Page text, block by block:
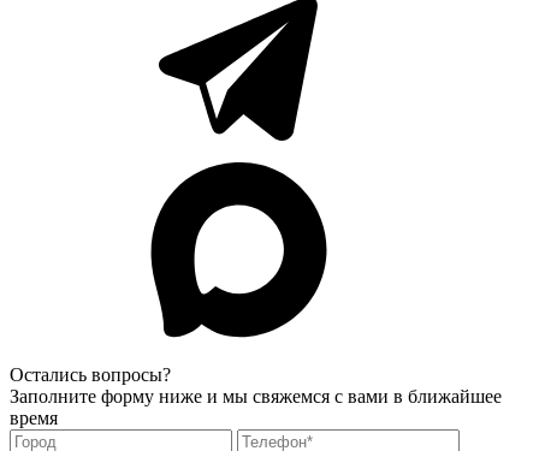
Остались вопросы?
Заполните форму ниже и мы свяжемся с вами в ближайшее
время